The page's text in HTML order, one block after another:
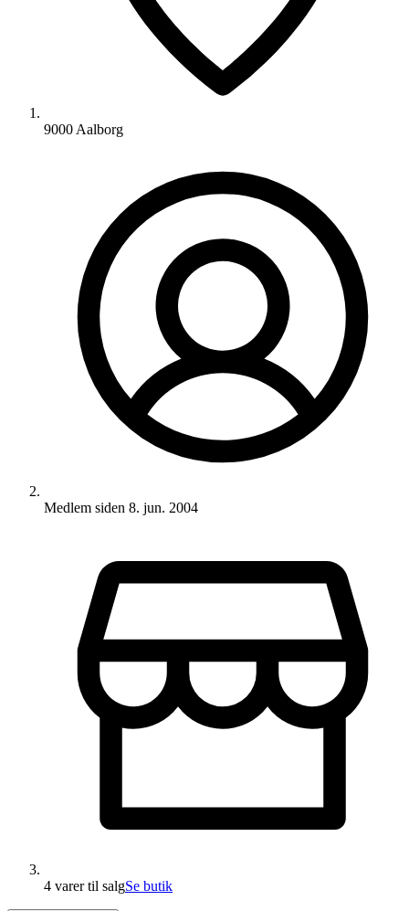
9000 Aalborg
Medlem siden 8. jun. 2004
4 varertil salgSe butik